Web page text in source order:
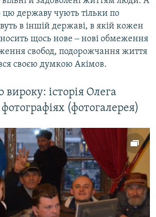
цю державу чують тільки по
в іншій державі, в якій кожен
щось нове ‒ нові обмеження
свобод, подорожчання життя
своєю думкою Акімов.
вироку: історія Олега
(фотогалерея)